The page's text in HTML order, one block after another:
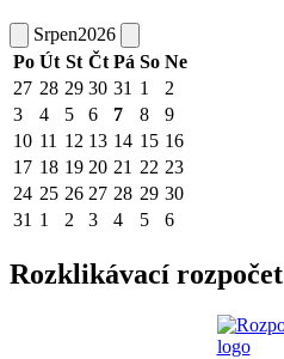
Srpen2026
Po Út St Čt Pá So Ne
27 28 29 30 31 1
2
3
4 5 6 7 8
9
10 11 12 13 14 15 16
17 18 19 20 21 22 23
24 25 26 27 28 29 30
31 1 2 3 4 5 6
Rozklikávací rozpočet